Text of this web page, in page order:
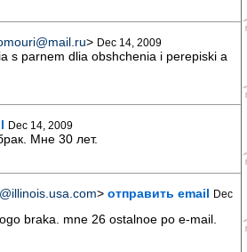
> Dec 14, 2009
s parnem dlia obshchenia i perepiski a
Dec 14, 2009
Мне 30 лет.
> отправить email Dec
braka. mne 26 ostalnoe po e-mail.